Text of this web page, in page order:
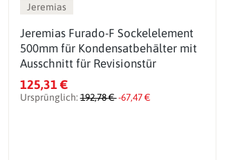
Jeremias
Jeremias Furado-F Sockelelement
500mm für Kondensatbehälter mit
Ausschnitt für Revisionstür
125,31 €
Ursprünglich:192,78 €-67,47 €